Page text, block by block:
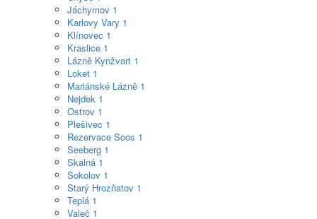
Jáchymov 1
Karlovy Vary 1
Klínovec 1
Kraslice 1
Lázně Kynžvart 1
Loket 1
Mariánské Lázně 1
Nejdek 1
Ostrov 1
Plešivec 1
Rezervace Soos 1
Seeberg 1
Skalná 1
Sokolov 1
Starý Hrozňatov 1
Teplá 1
Valeč 1